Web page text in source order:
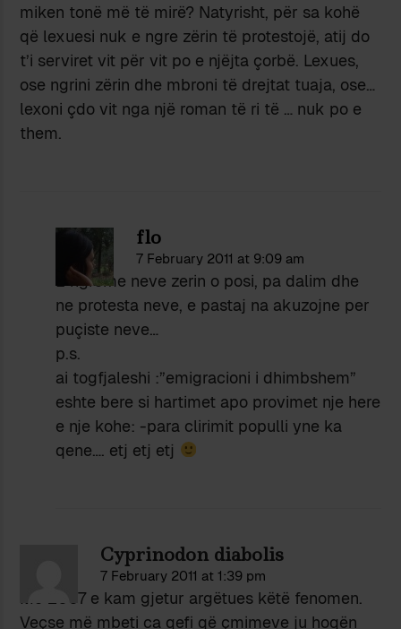
miken tonë më të mirë? Natyrisht, për sa kohë
që lexuesi nuk e ngre zërin të protestojë, atij do
t’i serviret vit për vit po e njëjta çorbë. Lexues,
ose ngrini zërin dhe mbroni të drejtat tuaja, ose…
lexoni çdo vit nga një roman të ri të … nuk po e
them.
flo
7 February 2011 at 9:09 am
E ngreme neve zerin o posi, pa dalim dhe
ne protesta neve, e pastaj na akuzojne per
puçiste neve…
p.s.
ai togfjaleshi :”emigracioni i dhimbshem”
eshte bere si hartimet apo provimet nje here
e nje kohe: -para clirimit populli yne ka
qene…. etj etj etj
Cyprinodon diabolis
7 February 2011 at 1:39 pm
Më 2007 e kam gjetur argëtues këtë fenomen.
Veçse më mbeti ca qefi që çmimeve ju hoqën